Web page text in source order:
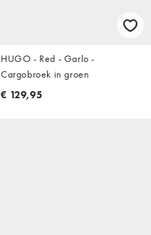
HUGO - Red - Garlo -
Cargobroek in groen
€ 129,95